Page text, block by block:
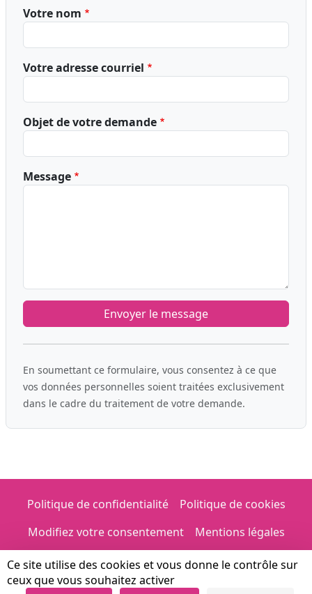
Ce site utilise des cookies et vous donne le contrôle sur
ceux que vous souhaitez activer
Votre nom
Votre adresse courriel
Objet de votre demande
Message
En soumettant ce formulaire, vous consentez à ce que
vos données personnelles soient traitées exclusivement
dans le cadre du traitement de votre demande.
Politique de confidentialité
Politique de cookies
Modifiez votre consentement
Mentions légales
© 2026 Province de Hainaut, Direction Générale des